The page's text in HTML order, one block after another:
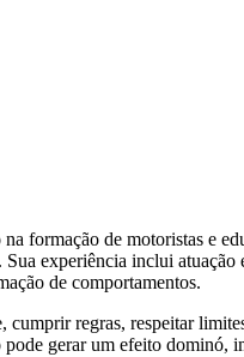
formação de motoristas e
experiência inclui atuação
de comportamentos.
regras, respeitar
gerar um efeito dominó,